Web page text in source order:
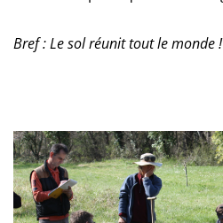
Bref : Le sol réunit tout le monde !